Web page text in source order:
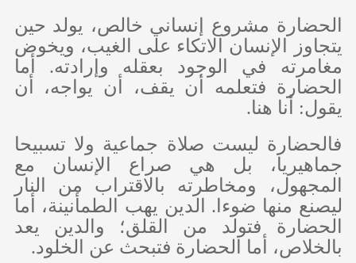
الحضارة مشروع إنساني خالص، يولد حين
يتجاوز الإنسان الاتكاء على الغيب، ويخوض
مغامرته في الوجود بعقله وإرادته. أما
الحضارة فتعلمه أن يقف، أن يواجه، أن
يقول: أنا هنا.
فالحضارة ليست صلاة جماعية ولا تسبيحا
جماهيريا، بل هي صراع الإنسان مع
المجهول، ومخاطرته بالاقتراب من النار
ليصنع منها ضوءا. الدين يهب الطمأنينة، أما
الحضارة فتولد من القلق؛ والدين يعد
بالخلاص، أما الحضارة فتبحث عن الخلود.